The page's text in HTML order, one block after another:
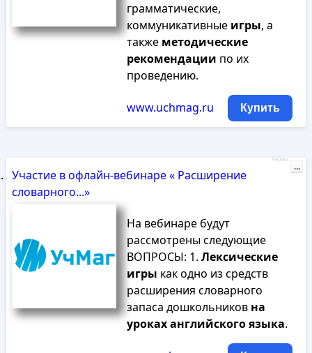
грамматические,
коммуникативные игры, а
также методические
рекомендации по их
проведению.
www.uchmag.ru Купить
Участие в офлайн-вебинаре « Расширение
словарного...»
На вебинаре будут
рассмотрены следующие
ВОПРОСЫ: 1. Лексические
игры как одно из средств
расширения словарного
запаса дошкольников на
урокаханглийскогоязыка.
Реклама
...